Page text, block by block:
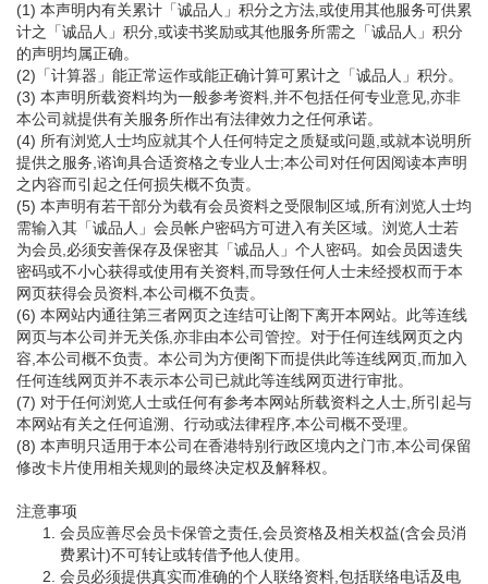
(1) 本声明内有关累计「诚品人」积分之方法,或使用其他服务可供累
计之「诚品人」积分,或读书奖励或其他服务所需之「诚品人」积分
的声明均属正确。
(2)「计算器」能正常运作或能正确计算可累计之「诚品人」积分。
(3) 本声明所载资料均为一般参考资料,并不包括任何专业意见,亦非
本公司就提供有关服务所作出有法律效力之任何承诺。
(4) 所有浏览人士均应就其个人任何特定之质疑或问题,或就本说明所
提供之服务,谘询具合适资格之专业人士;本公司对任何因阅读本声明
之内容而引起之任何损失概不负责。
(5) 本声明有若干部分为载有会员资料之受限制区域,所有浏览人士均
需输入其「诚品人」会员帐户密码方可进入有关区域。浏览人士若
为会员,必须安善保存及保密其「诚品人」个人密码。如会员因遗失
密码或不小心获得或使用有关资料,而导致任何人士未经授权而于本
网页获得会员资料,本公司概不负责。
(6) 本网站内通往第三者网页之连结可让阁下离开本网站。此等连线
网页与本公司并无关係,亦非由本公司管控。对于任何连线网页之内
容,本公司概不负责。本公司为方便阁下而提供此等连线网页,而加入
任何连线网页并不表示本公司已就此等连线网页进行审批。
(7) 对于任何浏览人士或任何有参考本网站所载资料之人士,所引起与
本网站有关之任何追溯、行动或法律程序,本公司概不受理。
(8) 本声明只适用于本公司在香港特别行政区境内之门市,本公司保留
修改卡片使用相关规则的最终决定权及解释权。
注意事项
会员应善尽会员卡保管之责任,会员资格及相关权益(含会员消
费累计)不可转让或转借予他人使用。
会员必须提供真实而准确的个人联络资料,包括联络电话及电